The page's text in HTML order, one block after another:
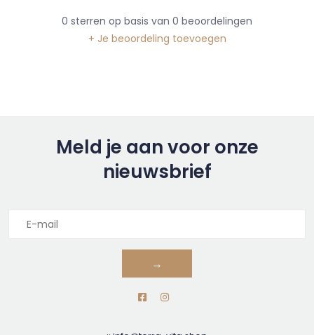
0 sterren op basis van 0 beoordelingen
+ Je beoordeling toevoegen
Meld je aan voor onze
nieuwsbrief
→